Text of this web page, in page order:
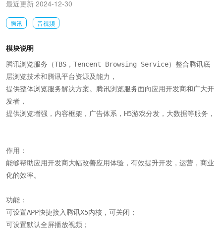
最近更新 2024-12-30
腾讯 音视频
模块说明
腾讯浏览服务（TBS，Tencent Browsing Service）整合腾讯底
层浏览技术和腾讯平台资源及能力，
提供整体浏览服务解决方案。腾讯浏览服务面向应用开发商和广大开
发者，
提供浏览增强，内容框架，广告体系，H5游戏分发，大数据等服务，
作用：
能够帮助应用开发商大幅改善应用体验，有效提升开发，运营，商业
化的效率。
功能：
可设置APP快捷接入腾讯X5内核，可关闭；
可设置默认全屏播放视频；